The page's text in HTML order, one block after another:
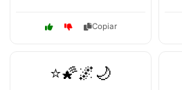
Copiar
⭐🌠🌌🌙